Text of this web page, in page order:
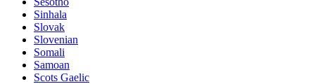
Sinhala
Slovak
Slovenian
Somali
Samoan
Scots Gaelic